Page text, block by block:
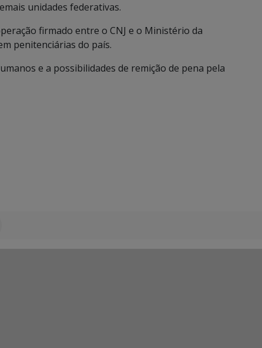
unidades federativas.
firmado entre o CNJ e o Ministério da
penitenciárias do país.
e a possibilidades de remição de pena pela